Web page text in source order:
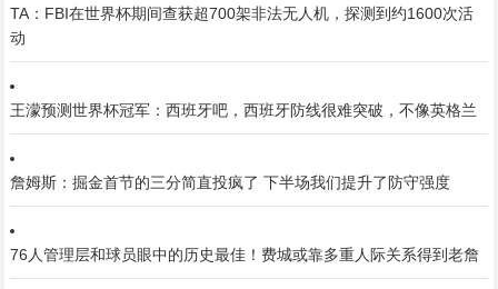
TA：FBI在世界杯期间查获超700架非法无人机，探测到约1600次活
动
王濛预测世界杯冠军：西班牙吧，西班牙防线很难突破，不像英格兰
詹姆斯：掘金首节的三分简直投疯了 下半场我们提升了防守强度
76人管理层和球员眼中的历史最佳！费城或靠多重人际关系得到老詹